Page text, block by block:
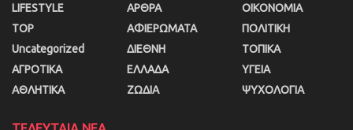
LIFESTYLE
TOP
Uncategorized
ΑΓΡΟΤΙΚΑ
ΑΘΛΗΤΙΚΑ
ΑΡΘΡΑ
ΑΦΙΕΡΩΜΑΤΑ
ΔΙΕΘΝΗ
ΕΛΛΑΔΑ
ΖΩΔΙΑ
ΟΙΚΟΝΟΜΙΑ
ΠΟΛΙΤΙΚΗ
ΤΟΠΙΚΑ
ΥΓΕΙΑ
ΨΥΧΟΛΟΓΙΑ